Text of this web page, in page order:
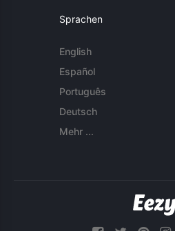
Sprachen
English
Español
Português
Deutsch
Mehr ...